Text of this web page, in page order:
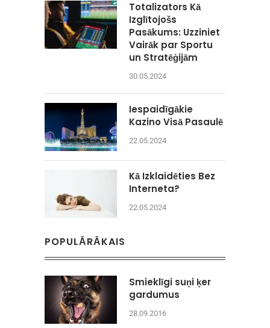
Totalizators Kā
Izglītojošs
Pasākums: Uzziniet
Vairāk par Sportu
un Stratēģijām
30.05.2024
Iespaidīgākie
Kazino Visā Pasaulē
22.05.2024
Kā Izklaidēties Bez
Interneta?
22.05.2024
POPULĀRĀKAIS
Smieklīgi suņi ķer
gardumus
28.09.2016